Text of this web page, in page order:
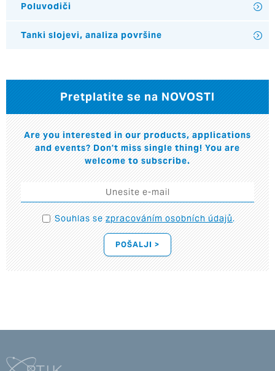
Poluvodiči
Tanki slojevi, analiza površine
Pretplatite se na NOVOSTI
Are you interested in our products, applications
and events? Don't miss single thing! You are
welcome to subscribe.
Souhlas sezpracováním osobních údajů.
POŠALJI >